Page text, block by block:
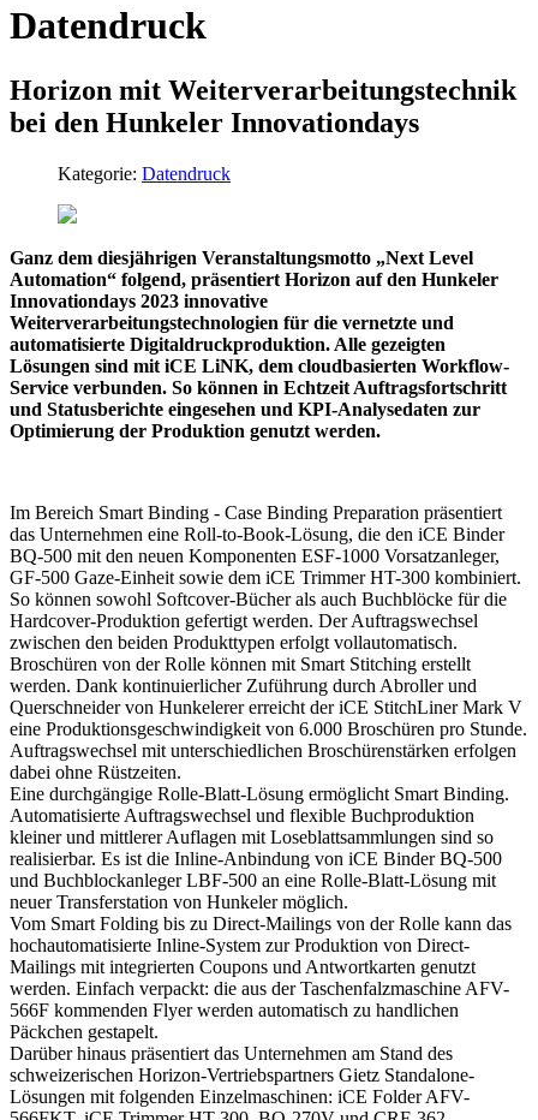
Datendruck
Horizon mit Weiterverarbeitungstechnik
bei den Hunkeler Innovationdays
Kategorie: Datendruck
Ganz dem diesjährigen Veranstaltungsmotto „Next Level
Automation“ folgend, präsentiert Horizon auf den Hunkeler
Innovationdays 2023 innovative
Weiterverarbeitungstechnologien für die vernetzte und
automatisierte Digitaldruckproduktion. Alle gezeigten
Lösungen sind mit iCE LiNK, dem cloudbasierten Workflow-
Service verbunden. So können in Echtzeit Auftragsfortschritt
und Statusberichte eingesehen und KPI-Analysedaten zur
Optimierung der Produktion genutzt werden.
Im Bereich Smart Binding - Case Binding Preparation präsentiert
das Unternehmen eine Roll-to-Book-Lösung, die den iCE Binder
BQ-500 mit den neuen Komponenten ESF-1000 Vorsatzanleger,
GF-500 Gaze-Einheit sowie dem iCE Trimmer HT-300 kombiniert.
So können sowohl Softcover-Bücher als auch Buchblöcke für die
Hardcover-Produktion gefertigt werden. Der Auftragswechsel
zwischen den beiden Produkttypen erfolgt vollautomatisch.
Broschüren von der Rolle können mit Smart Stitching erstellt
werden. Dank kontinuierlicher Zuführung durch Abroller und
Querschneider von Hunkelerer erreicht der iCE StitchLiner Mark V
eine Produktionsgeschwindigkeit von 6.000 Broschüren pro Stunde.
Auftragswechsel mit unterschiedlichen Broschürenstärken erfolgen
dabei ohne Rüstzeiten.
Eine durchgängige Rolle-Blatt-Lösung ermöglicht Smart Binding.
Automatisierte Auftragswechsel und flexible Buchproduktion
kleiner und mittlerer Auflagen mit Loseblattsammlungen sind so
realisierbar. Es ist die Inline-Anbindung von iCE Binder BQ-500
und Buchblockanleger LBF-500 an eine Rolle-Blatt-Lösung mit
neuer Transferstation von Hunkeler möglich.
Vom Smart Folding bis zu Direct-Mailings von der Rolle kann das
hochautomatisierte Inline-System zur Produktion von Direct-
Mailings mit integrierten Coupons und Antwortkarten genutzt
werden. Einfach verpackt: die aus der Taschenfalzmaschine AFV-
566F kommenden Flyer werden automatisch zu handlichen
Päckchen gestapelt.
Darüber hinaus präsentiert das Unternehmen am Stand des
schweizerischen Horizon-Vertriebspartners Gietz Standalone-
Lösungen mit folgenden Einzelmaschinen: iCE Folder AFV-